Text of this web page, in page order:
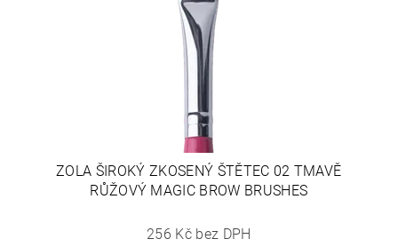
ZOLA ŠIROKÝ ZKOSENÝ ŠTĚTEC 02 TMAVĚ
RŮŽOVÝ MAGIC BROW BRUSHES
256 Kč bez DPH